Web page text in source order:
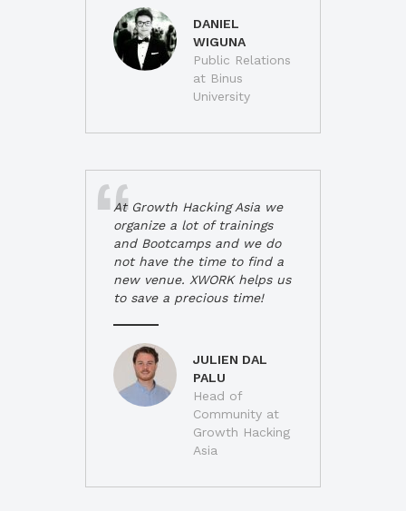
DANIEL
WIGUNA
Public Relations
at Binus
University
At Growth Hacking Asia we
organize a lot of trainings
and Bootcamps and we do
not have the time to find a
new venue. XWORK helps us
to save a precious time!
JULIEN DAL
PALU
Head of
Community at
Growth Hacking
Asia